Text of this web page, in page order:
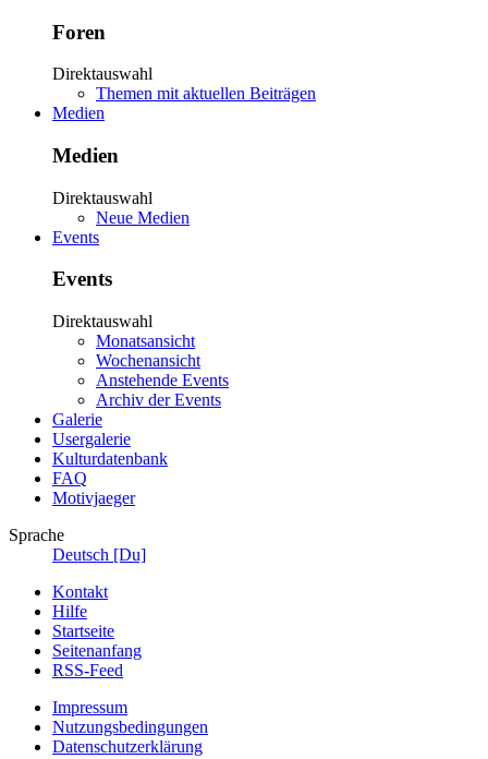
Foren
Direktauswahl
Themen mit aktuellen Beiträgen
Medien
Medien
Direktauswahl
Neue Medien
Events
Events
Direktauswahl
Monatsansicht
Wochenansicht
Anstehende Events
Archiv der Events
Galerie
Usergalerie
Kulturdatenbank
FAQ
Motivjaeger
Sprache
Deutsch [Du]
Kontakt
Hilfe
Startseite
Seitenanfang
RSS-Feed
Impressum
Nutzungsbedingungen
Datenschutzerklärung